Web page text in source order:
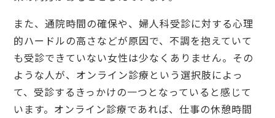
また、通院時間の確保や、婦人科受診に対する心理
的ハードルの高さなどが原因で、不調を抱えていて
も受診できていない女性は少なくありません。その
ような人が、オンライン診療という選択肢によっ
て、受診するきっかけの一つとなっていると感じて
います。オンライン診療であれば、仕事の休憩時間